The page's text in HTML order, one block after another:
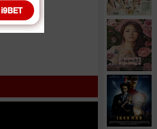
như bilutv
Giấc Mơ Ngày
kungfu hhpanda...
link fshare drive
bộ phimVẽ Nên